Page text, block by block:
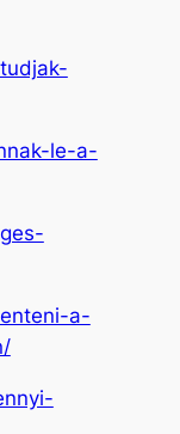
le-a-
a-